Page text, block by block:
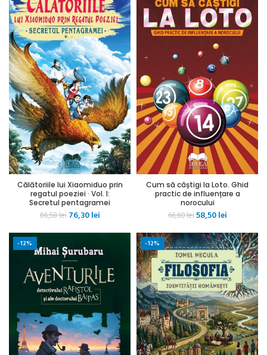
Călătoriile lui Xiaomiduo prin
regatul poeziei · Vol. I:
Secretul pentagramei
86,58lei Prețul
a
fost:
86,58 lei.
76,30leiPrețul
este:
76,30 lei.
Cum să câștigi la Loto. Ghid
practic de influențare a
norocului
66,60leiPrețul
a
fost:
66,60 lei.
58,50leiPrețul
este:
58,50 lei.
-12% -12%